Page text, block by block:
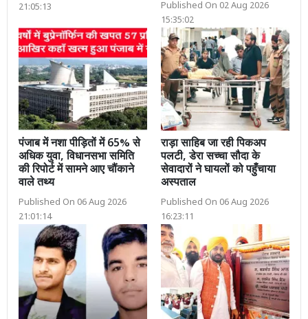
21:05:13
Published On 02 Aug 2026
15:35:02
पंजाब में नशा पीड़ितों में 65% से
अधिक युवा, विधानसभा समिति
की रिपोर्ट में सामने आए चौंकाने
वाले तथ्य
Published On 06 Aug 2026
21:01:14
राड़ा साहिब जा रही पिकअप
पलटी, डेरा सच्चा सौदा के
सेवादारों ने घायलों को पहुँचाया
अस्पताल
Published On 06 Aug 2026
16:23:11